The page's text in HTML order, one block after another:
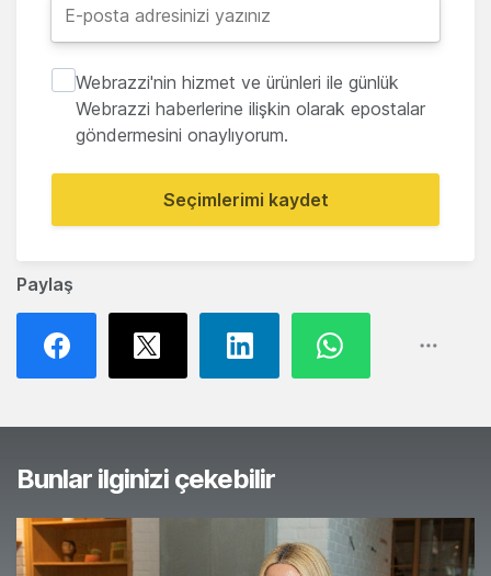
Paylaş
Webrazzi'nin hizmet ve ürünleri ile günlük
Webrazzi haberlerine ilişkin olarak epostalar
göndermesini onaylıyorum.
Seçimlerimi kaydet
Bunlar ilginizi çekebilir